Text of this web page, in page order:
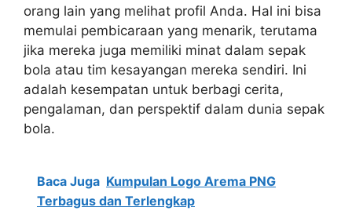
orang lain yang melihat profil Anda. Hal ini bisa
memulai pembicaraan yang menarik, terutama
jika mereka juga memiliki minat dalam sepak
bola atau tim kesayangan mereka sendiri. Ini
adalah kesempatan untuk berbagi cerita,
pengalaman, dan perspektif dalam dunia sepak
bola.
Baca Juga Kumpulan Logo Arema PNG
Terbagus dan Terlengkap